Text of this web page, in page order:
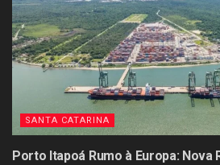
SANTA CATARINA
Porto Itapoá Rumo à Europa: Nova